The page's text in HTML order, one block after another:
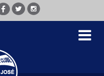
Toggle